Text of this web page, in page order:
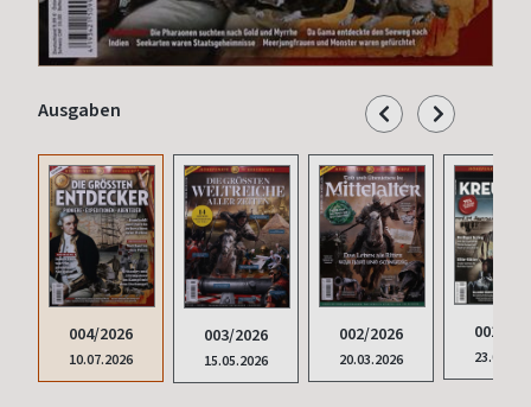
Ausgaben
004/2026
10.07.2026
003/2026
15.05.2026
002/2026
20.03.2026
001/